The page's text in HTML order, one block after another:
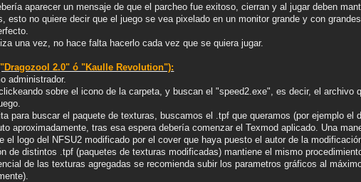
aparecer un mensaje de que el parcheo fue exitoso, cierran y al jugar deben
esto no quiere decir que el juego se vea pixelado en un monitor grande y con
una vez, no hace falta hacerlo cada vez que se quiera jugar.
2.0" ó "Kaulle Revolution"):
administrador.
sobre el icono de la carpeta, y buscan el "speed2.exe", es decir, el archivo
para buscar el paquete de texturas, buscamos el .tpf que queramos (por ejemplo el
aproximadamente, tras esa espera debería comenzar el Texmod aplicado. Una
el logo del NFSU2 modificado por el cover que haya puesto el autor de la
de distintos .tpf (paquetes de texturas modificadas) mantiene el mismo
de las texturas agregadas se recomienda subir los parametros gráficos al